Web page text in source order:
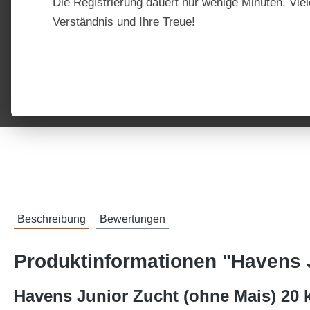
Beschreibung Bewertungen
Produktinformationen "Havens
Havens Junior Zucht (ohne Mais) 20
Die Registrierung dauert nur wenige Minuten.
Verständnis und Ihre Treue!